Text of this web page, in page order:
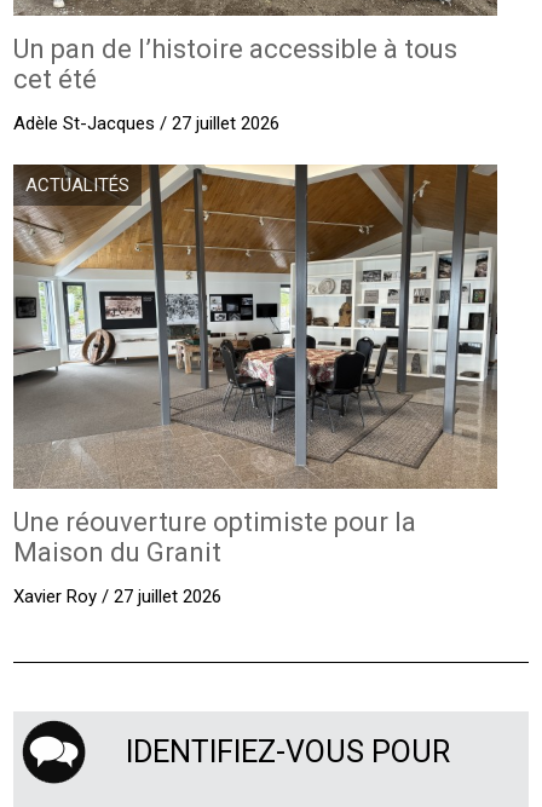
Un pan de l’histoire accessible à tous
cet été
Adèle St-Jacques / 27 juillet 2026
ACTUALITÉS
Une réouverture optimiste pour la
Maison du Granit
Xavier Roy / 27 juillet 2026
IDENTIFIEZ-VOUS POUR